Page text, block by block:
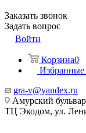
Заказать звонок
Задать вопрос
Войти
Корзина0
Избранные
gra-v@yandex.ru
Амурский
ТЦ Экодом, ул.